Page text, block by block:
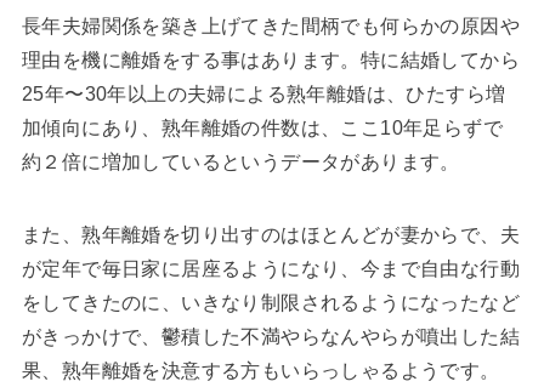
長年夫婦関係を築き上げてきた間柄でも何らかの原因や
理由を機に離婚をする事はあります。特に結婚してから
25年〜30年以上の夫婦による熟年離婚は、ひたすら増
加傾向にあり、熟年離婚の件数は、ここ10年足らずで
約２倍に増加しているというデータがあります。
また、熟年離婚を切り出すのはほとんどが妻からで、夫
が定年で毎日家に居座るようになり、今まで自由な行動
をしてきたのに、いきなり制限されるようになったなど
がきっかけで、鬱積した不満やらなんやらが噴出した結
果、熟年離婚を決意する方もいらっしゃるようです。